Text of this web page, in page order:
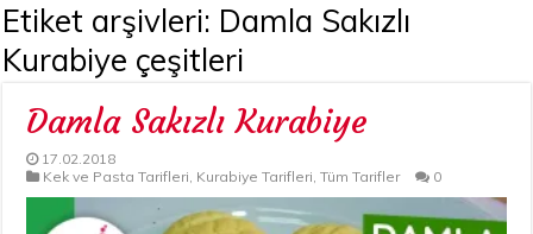
Etiket arşivleri: Damla Sakızlı
Kurabiye çeşitleri
Damla Sakızlı Kurabiye
17.02.2018
Kek ve Pasta Tarifleri, Kurabiye Tarifleri,Tüm Tarifler 0